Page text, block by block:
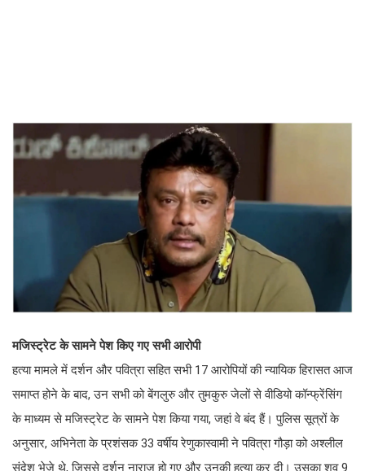
मजिस्ट्रेट के सामने पेश किए गए सभी आरोपी
हत्या मामले में दर्शन और पवित्रा सहित सभी 17 आरोपियों की न्यायिक हिरासत आज
समाप्त होने के बाद, उन सभी को बेंगलुरु और तुमकुरु जेलों से वीडियो कॉन्फ्रेंसिंग
के माध्यम से मजिस्ट्रेट के सामने पेश किया गया, जहां वे बंद हैं। पुलिस सूत्रों के
अनुसार, अभिनेता के प्रशंसक 33 वर्षीय रेणुकास्वामी ने पवित्रा गौड़ा को अश्लील